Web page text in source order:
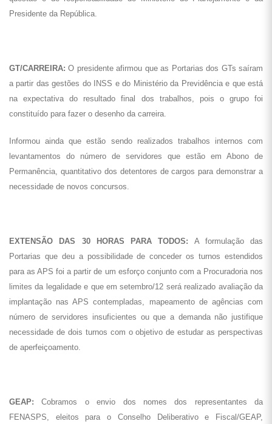
Presidente da República.
GT/CARREIRA: O presidente afirmou que as Portarias dos GTs saíram
a partir das gestões do INSS e do Ministério da Previdência e que está
na expectativa do resultado final dos trabalhos, pois o grupo foi
constituído para fazer o desenho da carreira.
Informou ainda que estão sendo realizados trabalhos internos com
levantamentos do número de servidores que estão em Abono de
Permanência, quantitativo dos detentores de cargos para demonstrar a
necessidade de novos concursos.
EXTENSÃO DAS 30 HORAS PARA TODOS: A formulação das
Portarias que deu a possibilidade de conceder os turnos estendidos
para as APS foi a partir de um esforço conjunto com a Procuradoria nos
limites da legalidade e que em setembro/12 será realizado avaliação da
implantação nas APS contempladas, mapeamento de agências com
número de servidores insuficientes ou que a demanda não justifique
necessidade de dois turnos com o objetivo de estudar as perspectivas
de aperfeiçoamento.
GEAP: Cobramos o envio dos nomes dos representantes da
FENASPS, eleitos para o Conselho Deliberativo e Fiscal/GEAP,